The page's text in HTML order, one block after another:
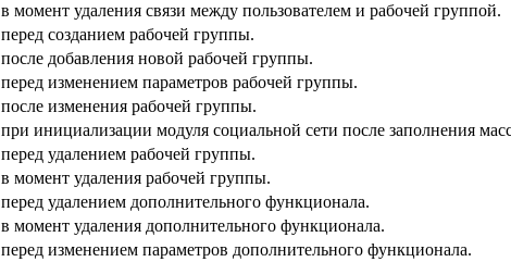
в момент удаления связи между пользователем и рабочей группой.
перед созданием рабочей группы.
после добавления новой рабочей группы.
перед изменением параметров рабочей группы.
после изменения рабочей группы.
при инициализации модуля социальной сети после заполнения
перед удалением рабочей группы.
в момент удаления рабочей группы.
перед удалением дополнительного функционала.
в момент удаления дополнительного функционала.
перед изменением параметров дополнительного функционала.